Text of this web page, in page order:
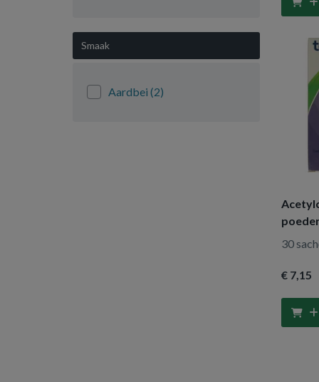
100 milliliter(1)
20 pastilles
20 bruistabletten
Smaak
Aardbei (2)
poeder
30
€ 7,15